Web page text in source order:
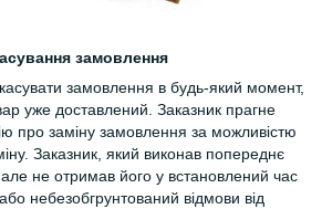
замовлення
замовлення в будь-який момент,
уже доставлений. Заказник прагне
про заміну замовлення за можливістю
Заказник, який виконав попереднє
не отримав його у встановлений час
небезобгрунтований відмови від